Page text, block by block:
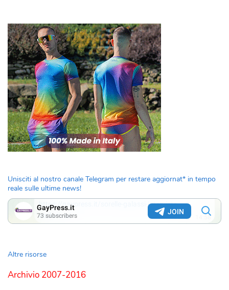
Unisciti al nostro canale Telegram per restare aggiornat* in tempo
reale sulle ultime news!
Altre risorse
Archivio 2007-2016